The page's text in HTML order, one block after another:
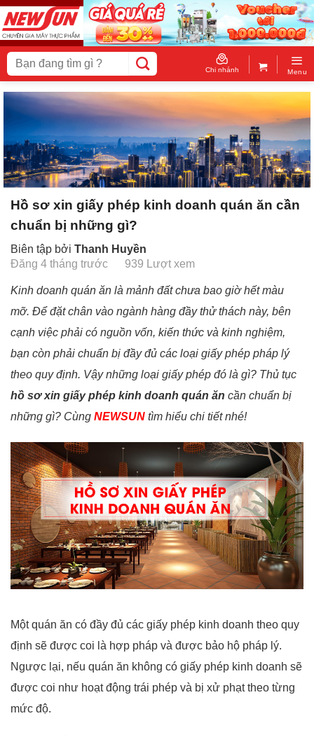
Skip
to
content
Tìm
kiếm:
Chi nhánh Menu
Hồ sơ xin giấy phép kinh doanh quán ăn cần
chuẩn bị những gì?
Biên tập bởi Thanh Huyền
Đăng 4 tháng trước
939 Lượt xem
Kinh doanh quán ăn là mảnh đất chưa bao giờ hết màu
mỡ. Để đặt chân vào ngành hàng đầy thử thách này, bên
cạnh việc phải có nguồn vốn, kiến thức và kinh nghiệm,
bạn còn phải chuẩn bị đầy đủ các loại giấy phép pháp lý
theo quy định. Vậy những loại giấy phép đó là gì? Thủ tục
hồ sơ xin giấy phép kinh doanh quán ăn cần chuẩn bị
những gì? Cùng NEWSUN tìm hiểu chi tiết nhé!
Một quán ăn có đầy đủ các giấy phép kinh doanh theo quy
định sẽ được coi là hợp pháp và được bảo hộ pháp lý.
Ngược lại, nếu quán ăn không có giấy phép kinh doanh sẽ
được coi như hoạt động trái phép và bị xử phạt theo từng
mức độ.